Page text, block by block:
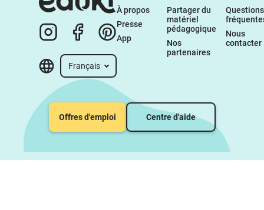
Français
À propos
Presse
App
Partager du
matériel
pédagogique
Nos
partenaires
Questions
Nous
contacter
Offres d'emploi Centre d'aide